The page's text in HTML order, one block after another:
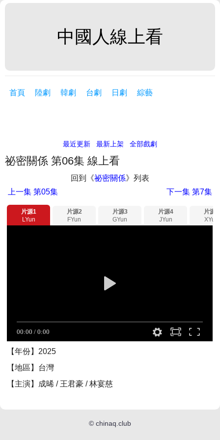
中國人線上看
首頁 陸劇 韓劇 台劇 日劇 綜藝
最近更新 最新上架 全部戲劇
祕密關係 第06集 線上看
回到《祕密關係》列表
上一集 第05集 下一集第7集
片源1
LYun
片源2
FYun
片源3
GYun
片源4
JYun
片源5
XYun
【年份】2025
【地區】台灣
【主演】成晞 / 王君豪 / 林宴慈
© chinaq.club